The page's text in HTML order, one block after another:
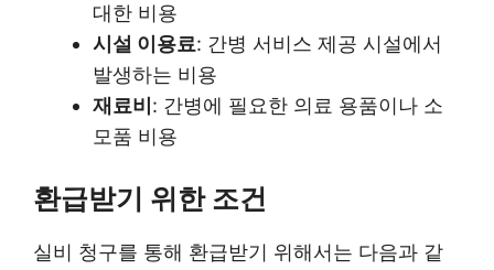
대한 비용
시설 이용료: 간병 서비스 제공 시설에서
발생하는 비용
재료비 : 간병에 필요한 의료 용품이나 소
모품 비용
환급받기 위한 조건
실비 청구를 통해 환급받기 위해서는 다음과 같